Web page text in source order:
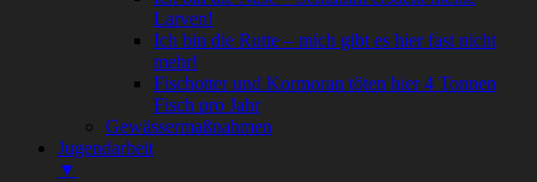
Larven!
Ich bin die Rutte – mich gibt es hier fast nicht
mehr!
Fischotter und Kormoran töten hier 4 Tonnen
Fisch pro Jahr
Gewässermaßnahmen
Jugendarbeit
▼